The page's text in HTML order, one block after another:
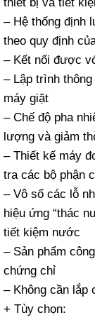
– Hệ thống định
theo quy định
– Kết nối được
– Lập trình
máy giặt
– Chế độ pha
lượng và giảm
– Thiết kế máy
tra các bộ phận
– Vô số các lỗ
hiệu ứng “thác
tiết kiệm nước
– Sản phẩm
chứng chỉ
– Không cần lắp
+ Tùy chọn: